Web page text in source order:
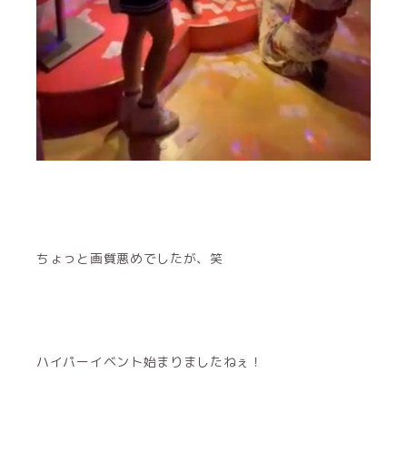
ちょっと画質悪めでしたが、笑
ハイパーイベント始まりましたねぇ！